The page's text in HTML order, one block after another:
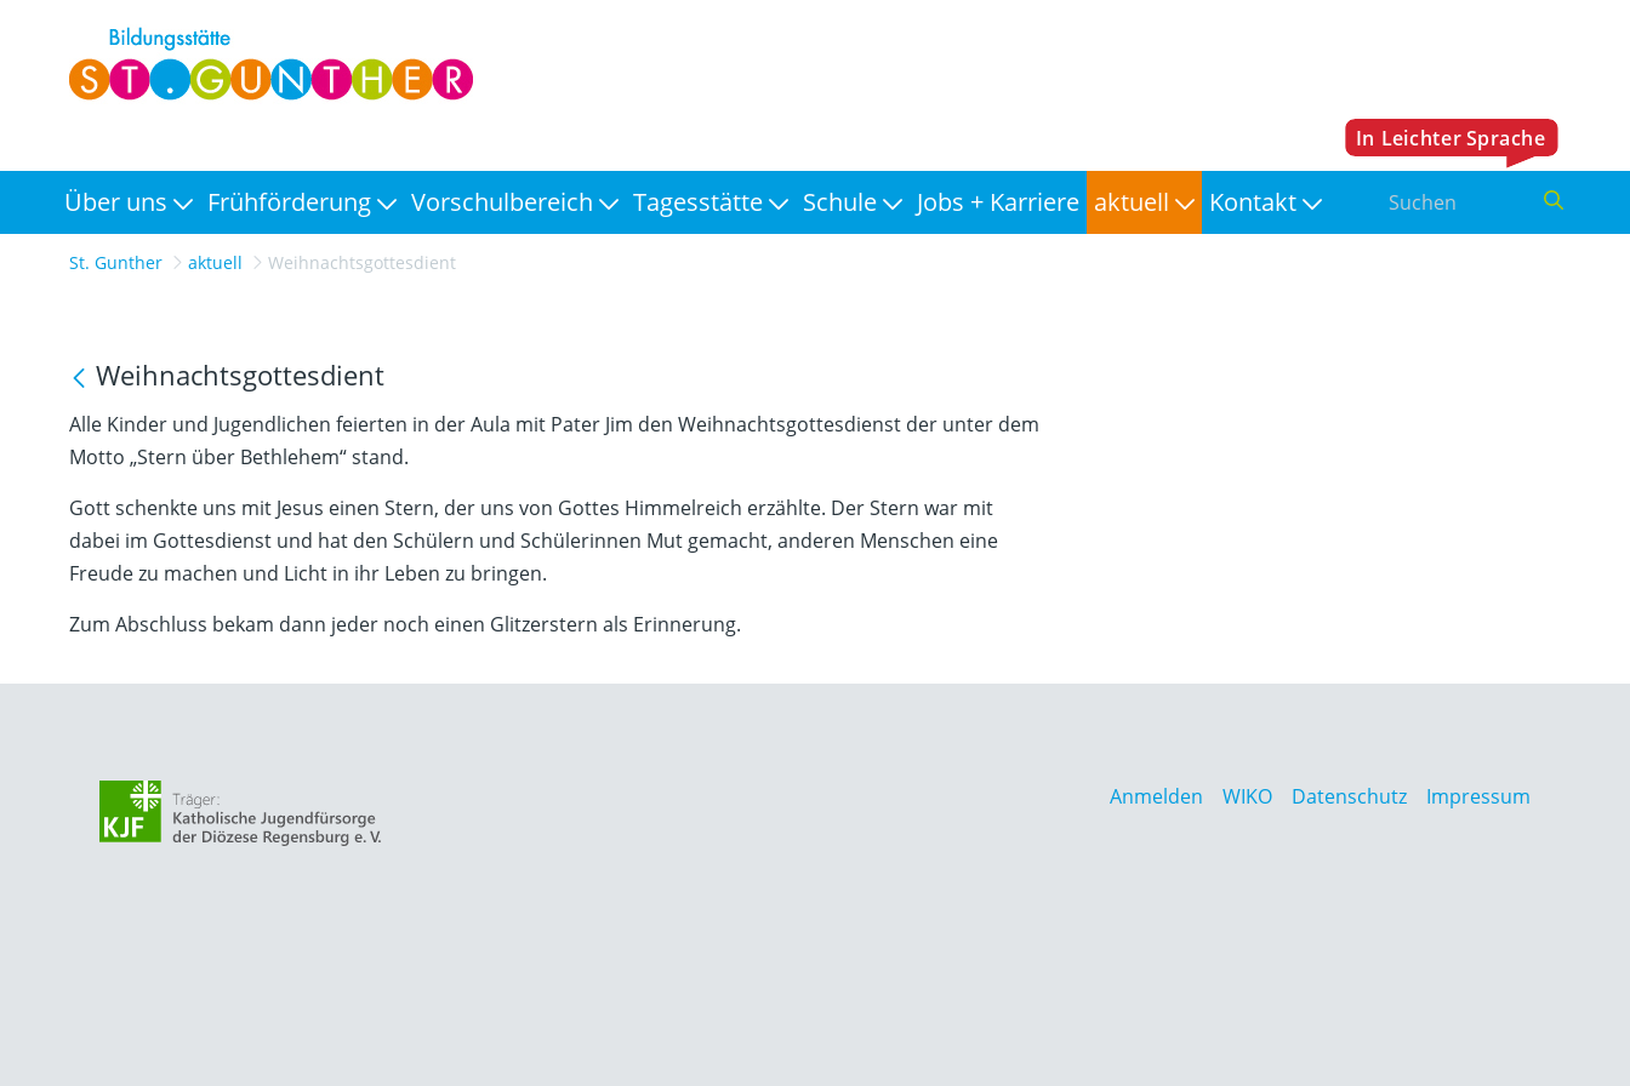
Über uns Frühförderung Vorschulbereich Tagesstätte Schule Jobs + Karriere aktuell Kontakt
St. Gunther aktuell Weihnachtsgottesdient
Weihnachtsgottesdient
Alle Kinder und Jugendlichen feierten in der Aula mit Pater Jim den Weihnachtsgottesdienst der unter dem
Motto „Stern über Bethlehem“ stand.
Gott schenkte uns mit Jesus einen Stern, der uns von Gottes Himmelreich erzählte. Der Stern war mit
dabei im Gottesdienst und hat den Schülern und Schülerinnen Mut gemacht, anderen Menschen eine
Freude zu machen und Licht in ihr Leben zu bringen.
Zum Abschluss bekam dann jeder noch einen Glitzerstern als Erinnerung.
Impressum
Datenschutz
WIKO
Anmelden